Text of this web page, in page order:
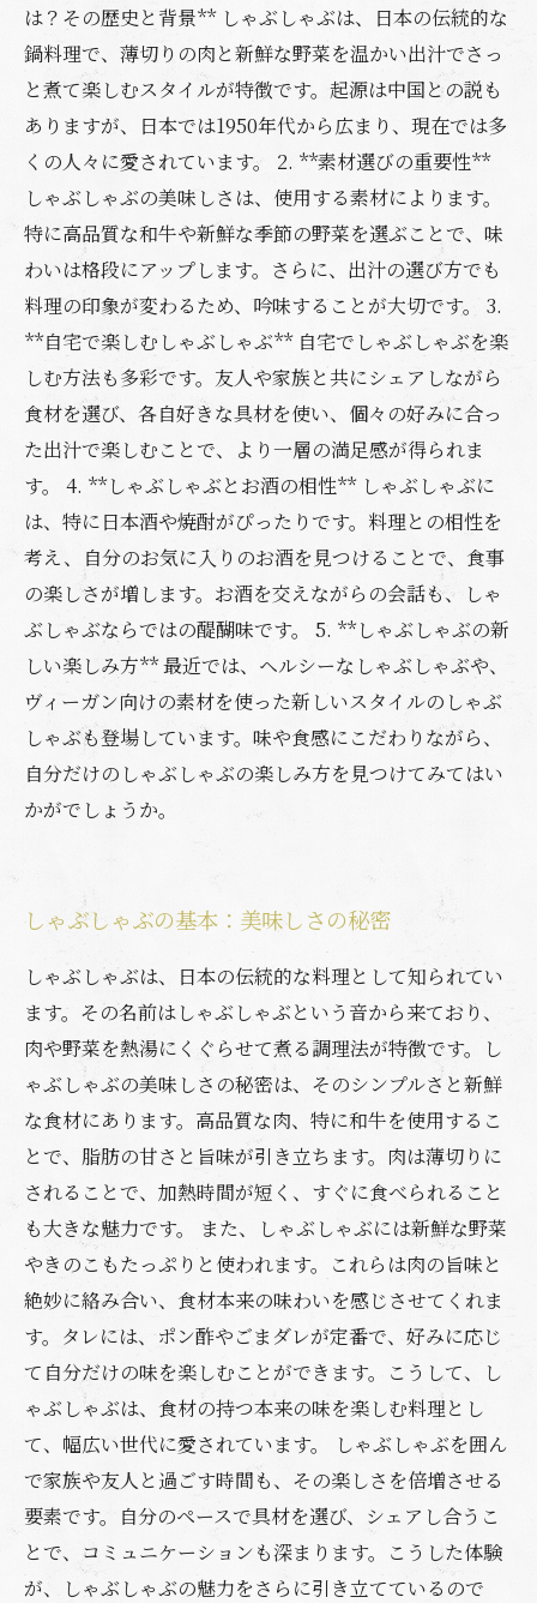
は？その歴史と背景** しゃぶしゃぶは、日本の伝統的な
鍋料理で、薄切りの肉と新鮮な野菜を温かい出汁でさっ
と煮て楽しむスタイルが特徴です。起源は中国との説も
ありますが、日本では1950年代から広まり、現在では多
くの人々に愛されています。 2. **素材選びの重要性**
しゃぶしゃぶの美味しさは、使用する素材によります。
特に高品質な和牛や新鮮な季節の野菜を選ぶことで、味
わいは格段にアップします。さらに、出汁の選び方でも
料理の印象が変わるため、吟味することが大切です。 3.
**自宅で楽しむしゃぶしゃぶ** 自宅でしゃぶしゃぶを楽
しむ方法も多彩です。友人や家族と共にシェアしながら
食材を選び、各自好きな具材を使い、個々の好みに合っ
た出汁で楽しむことで、より一層の満足感が得られま
す。 4. **しゃぶしゃぶとお酒の相性** しゃぶしゃぶに
は、特に日本酒や焼酎がぴったりです。料理との相性を
考え、自分のお気に入りのお酒を見つけることで、食事
の楽しさが増します。お酒を交えながらの会話も、しゃ
ぶしゃぶならではの醍醐味です。 5. **しゃぶしゃぶの新
しい楽しみ方** 最近では、ヘルシーなしゃぶしゃぶや、
ヴィーガン向けの素材を使った新しいスタイルのしゃぶ
しゃぶも登場しています。味や食感にこだわりながら、
自分だけのしゃぶしゃぶの楽しみ方を見つけてみてはい
かがでしょうか。
しゃぶしゃぶの基本：美味しさの秘密
しゃぶしゃぶは、日本の伝統的な料理として知られてい
ます。その名前はしゃぶしゃぶという音から来ており、
肉や野菜を熱湯にくぐらせて煮る調理法が特徴です。し
ゃぶしゃぶの美味しさの秘密は、そのシンプルさと新鮮
な食材にあります。高品質な肉、特に和牛を使用するこ
とで、脂肪の甘さと旨味が引き立ちます。肉は薄切りに
されることで、加熱時間が短く、すぐに食べられること
も大きな魅力です。 また、しゃぶしゃぶには新鮮な野菜
やきのこもたっぷりと使われます。これらは肉の旨味と
絶妙に絡み合い、食材本来の味わいを感じさせてくれま
す。タレには、ポン酢やごまダレが定番で、好みに応じ
て自分だけの味を楽しむことができます。こうして、し
ゃぶしゃぶは、食材の持つ本来の味を楽しむ料理とし
て、幅広い世代に愛されています。 しゃぶしゃぶを囲ん
で家族や友人と過ごす時間も、その楽しさを倍増させる
要素です。自分のペースで具材を選び、シェアし合うこ
とで、コミュニケーションも深まります。こうした体験
が、しゃぶしゃぶの魅力をさらに引き立てているので